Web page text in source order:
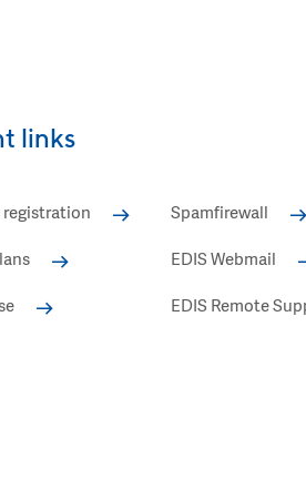
links
registration Spamfirewall
EDIS Webmail
EDIS Remote